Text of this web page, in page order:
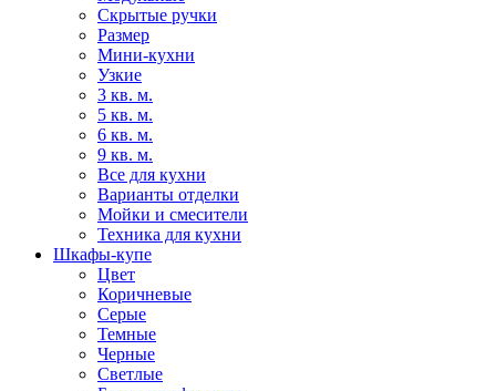
Скрытые ручки
Размер
Мини-кухни
Узкие
3 кв. м.
5 кв. м.
6 кв. м.
9 кв. м.
Все для кухни
Варианты отделки
Мойки и смесители
Техника для кухни
Шкафы-купе
Цвет
Коричневые
Серые
Темные
Черные
Светлые